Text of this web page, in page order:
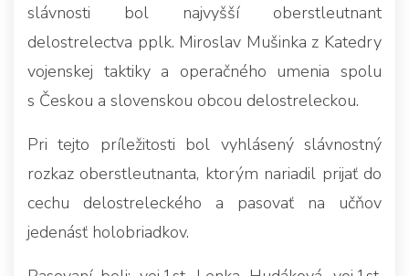
slávnosti bol najvyšší oberstleutnant
delostrelectva pplk. Miroslav Mušinka z Katedry
vojenskej taktiky a operačného umenia spolu
s Českou a slovenskou obcou delostreleckou.
Pri tejto príležitosti bol vyhlásený slávnostný
rozkaz oberstleutnanta, ktorým nariadil prijať do
cechu delostreleckého a pasovať na učňov
jedenásť holobriadkov.